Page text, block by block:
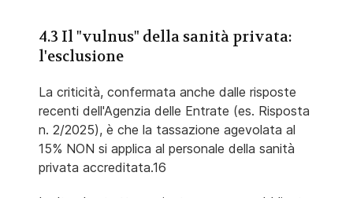
4.3 Il "vulnus" della sanità privata:
l'esclusione
La criticità, confermata anche dalle risposte
recenti dell'Agenzia delle Entrate (es. Risposta
n. 2/2025), è che la tassazione agevolata al
15% NON si applica al personale della sanità
privata accreditata.16